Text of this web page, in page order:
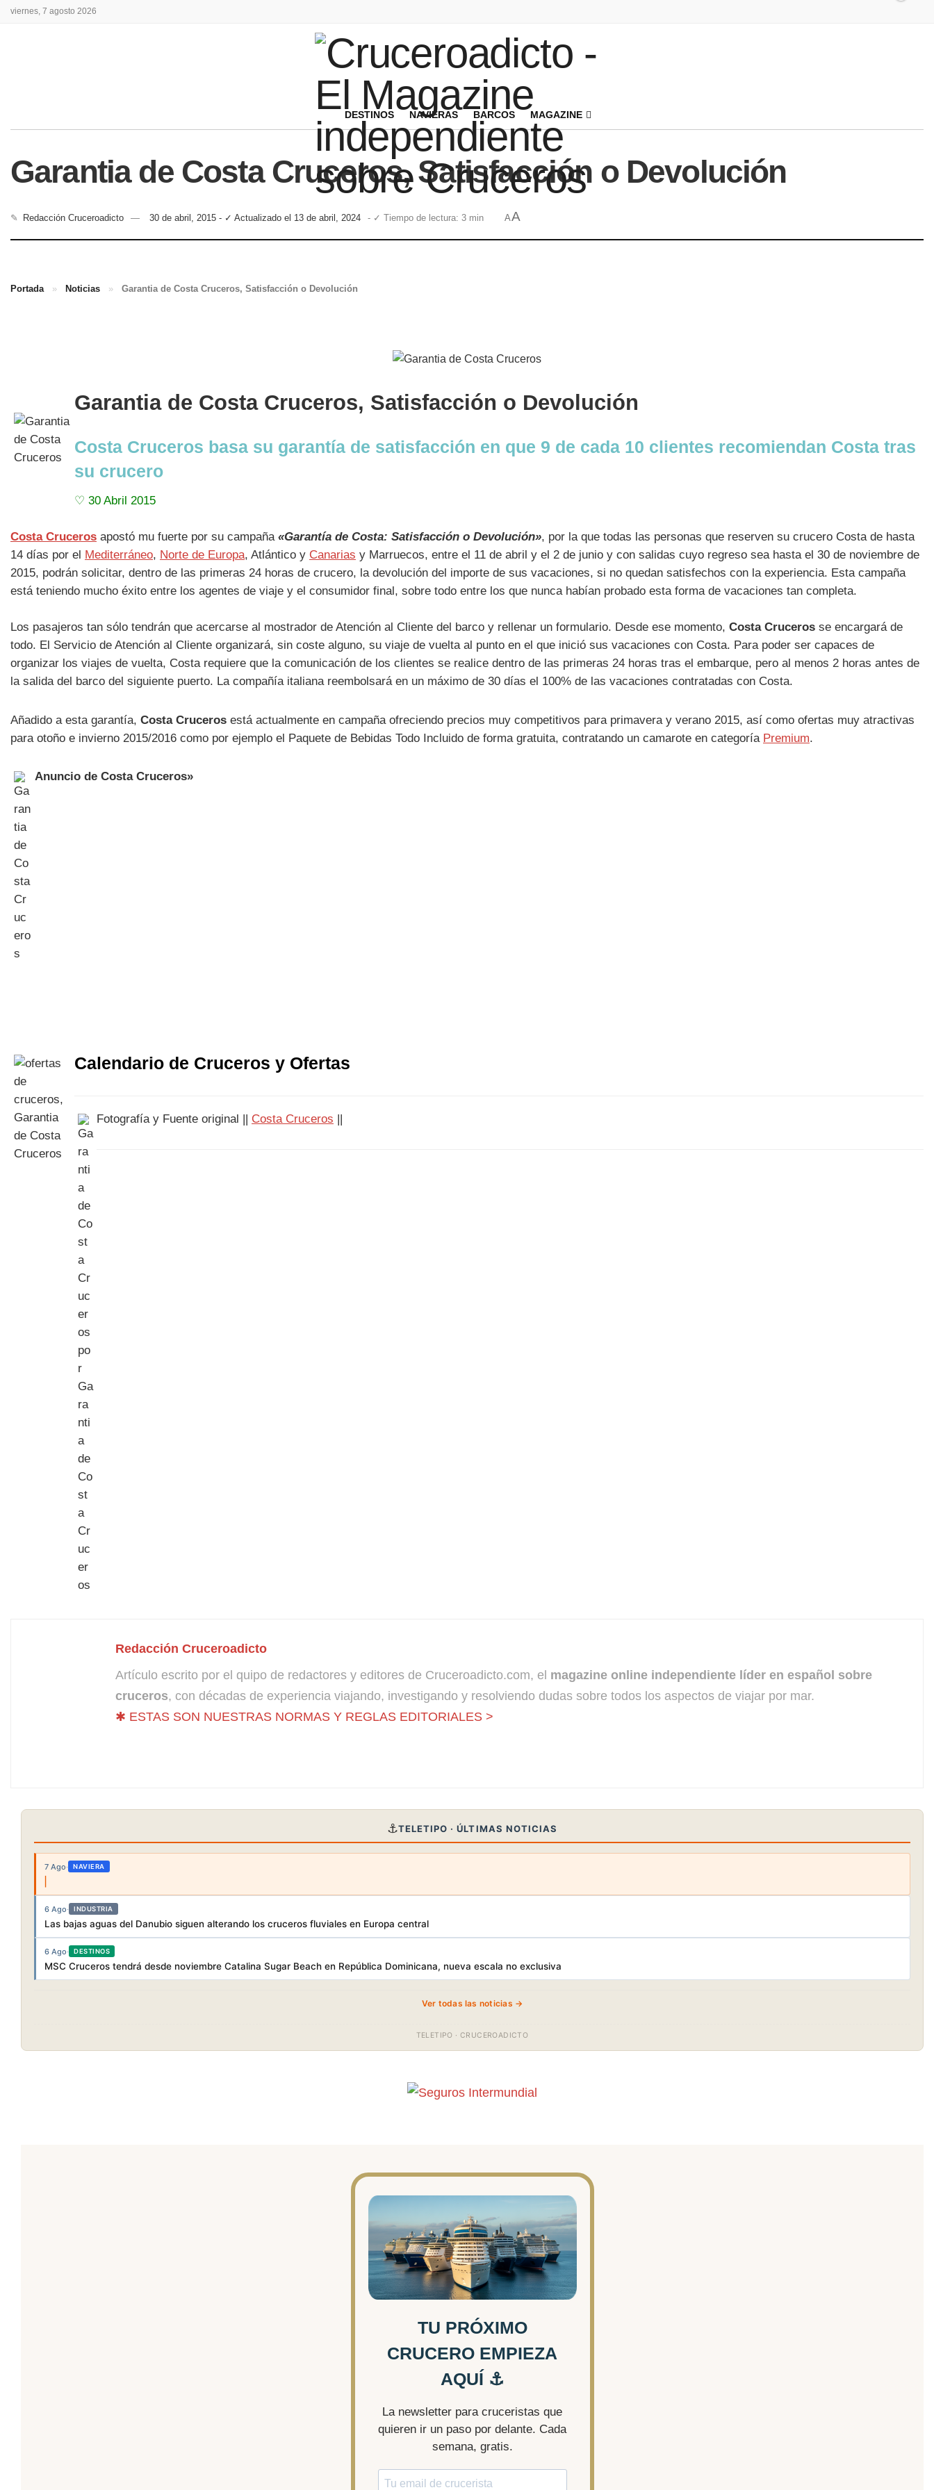
viernes, 7 agosto 2026
DESTINOS NAVIERAS BARCOS MAGAZINE
Garantia de Costa Cruceros, Satisfacción o Devolución
✎ Redacción Cruceroadicto 30 de abril, 2015 - ✓ Actualizado el 13 de abril, 2024 - ✓ Tiempo de lectura: 3 min AA
Portada » Noticias » Garantia de Costa Cruceros, Satisfacción o Devolución
Garantia de Costa Cruceros, Satisfacción o Devolución
Costa Cruceros basa su garantía de satisfacción en que 9 de cada 10 clientes recomiendan Costa tras
su crucero
♡ 30 Abril 2015
Costa Cruceros apostó mu fuerte por su campaña «Garantía de Costa: Satisfacción o Devolución», por la que todas las personas que reserven su crucero Costa de hasta
14 días por el Mediterráneo, Norte de Europa, Atlántico y Canarias y Marruecos, entre el 11 de abril y el 2 de junio y con salidas cuyo regreso sea hasta el 30 de noviembre de
2015, podrán solicitar, dentro de las primeras 24 horas de crucero, la devolución del importe de sus vacaciones, si no quedan satisfechos con la experiencia. Esta campaña
está teniendo mucho éxito entre los agentes de viaje y el consumidor final, sobre todo entre los que nunca habían probado esta forma de vacaciones tan completa.
Los pasajeros tan sólo tendrán que acercarse al mostrador de Atención al Cliente del barco y rellenar un formulario. Desde ese momento, Costa Cruceros se encargará de
todo. El Servicio de Atención al Cliente organizará, sin coste alguno, su viaje de vuelta al punto en el que inició sus vacaciones con Costa. Para poder ser capaces de
organizar los viajes de vuelta, Costa requiere que la comunicación de los clientes se realice dentro de las primeras 24 horas tras el embarque, pero al menos 2 horas antes de
la salida del barco del siguiente puerto. La compañía italiana reembolsará en un máximo de 30 días el 100% de las vacaciones contratadas con Costa.
Añadido a esta garantía, Costa Cruceros está actualmente en campaña ofreciendo precios muy competitivos para primavera y verano 2015, así como ofertas muy atractivas
para otoño e invierno 2015/2016 como por ejemplo el Paquete de Bebidas Todo Incluido de forma gratuita, contratando un camarote en categoría Premium.
Anuncio de Costa Cruceros»
Calendario de Cruceros y Ofertas
Fotografía y Fuente original || Costa Cruceros
Redacción Cruceroadicto
Artículo escrito por el quipo de redactores y editores de Cruceroadicto.com, el magazine online independiente líder en español sobre
cruceros, con décadas de experiencia viajando, investigando y resolviendo dudas sobre todos los aspectos de viajar por mar.
✱ ESTAS SON NUESTRAS NORMAS Y REGLAS EDITORIALES >
⚓TELETIPO · ÚLTIMAS NOTICIAS
7 Ago· NAVIERA
6 Ago· INDUSTRIA
Las bajas aguas del Danubio siguen alterando los cruceros fluviales en Europa central
6 Ago· DESTINOS
MSC Cruceros tendrá desde noviembre Catalina Sugar Beach en República Dominicana, nueva escala no exclusiva
Ver todas las noticias →
TELETIPO · CRUCEROADICTO